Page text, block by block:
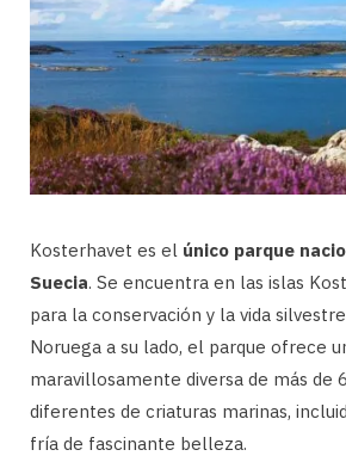
Kosterhavet es el único parque
Suecia. Se encuentra en las islas
para la conservación y la vida
Noruega a su lado, el parque ofrece
maravillosamente diversa de más de
diferentes de criaturas marinas,
fría de fascinante belleza.